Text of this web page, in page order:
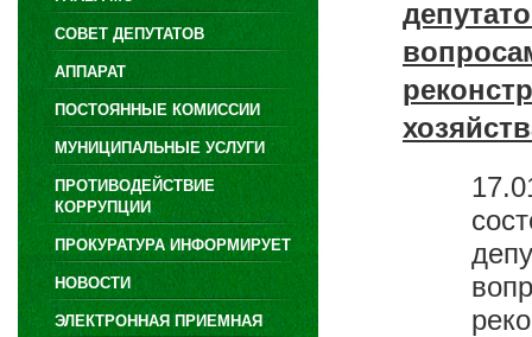
СОВЕТ ДЕПУТАТОВ
АППАРАТ
ПОСТОЯННЫЕ КОМИССИИ
МУНИЦИПАЛЬНЫЕ УСЛУГИ
ПРОТИВОДЕЙСТВИЕ
КОРРУПЦИИ
ПРОКУРАТУРА ИНФОРМИРУЕТ
НОВОСТИ
ЭЛЕКТРОННАЯ ПРИЕМНАЯ